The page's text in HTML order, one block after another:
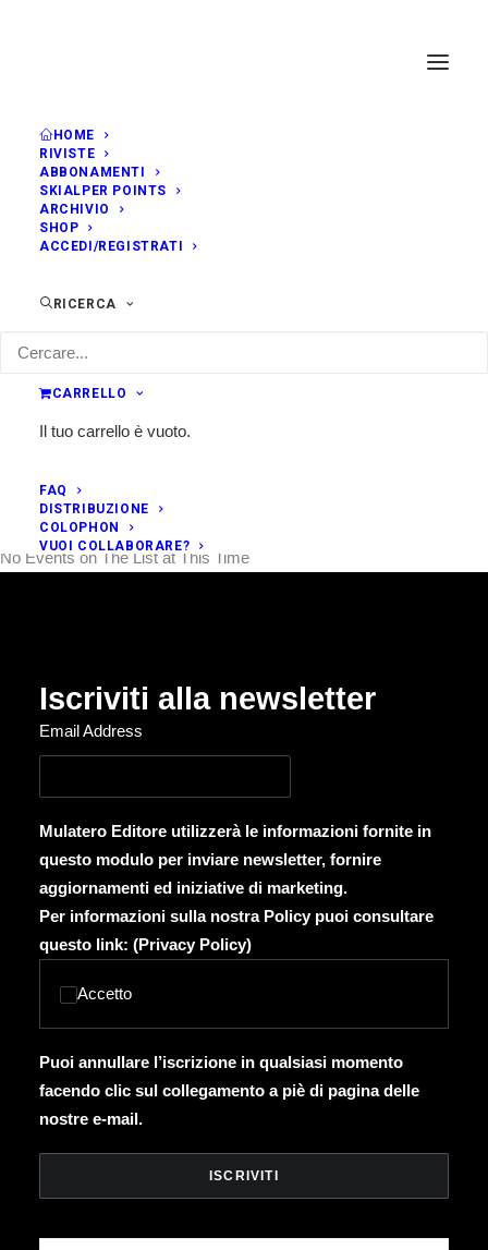
HOME
RIVISTE
ABBONAMENTI
SKIALPER POINTS
ARCHIVIO
SHOP
ACCEDI/REGISTRATI
RICERCA
CARRELLO
Il tuo carrello è vuoto.
FAQ
DISTRIBUZIONE
COLOPHON
VUOI COLLABORARE?
Events at this location
EVENTS AT THIS LOCATION
No Events on The List at This Time
Iscriviti alla newsletter
Email Address
Mulatero Editore utilizzerà le informazioni fornite in
questo modulo per inviare newsletter, fornire
aggiornamenti ed iniziative di marketing.
Per informazioni sulla nostra Policy puoi consultare
questo link: (Privacy Policy)
Accetto
Puoi annullare l’iscrizione in qualsiasi momento
facendo clic sul collegamento a piè di pagina delle
nostre e-mail.